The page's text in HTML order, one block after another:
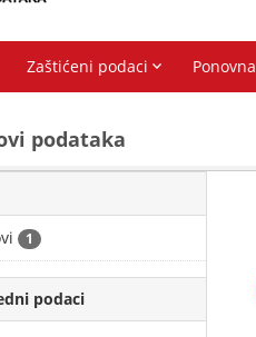
podаtаkа
1
podaci